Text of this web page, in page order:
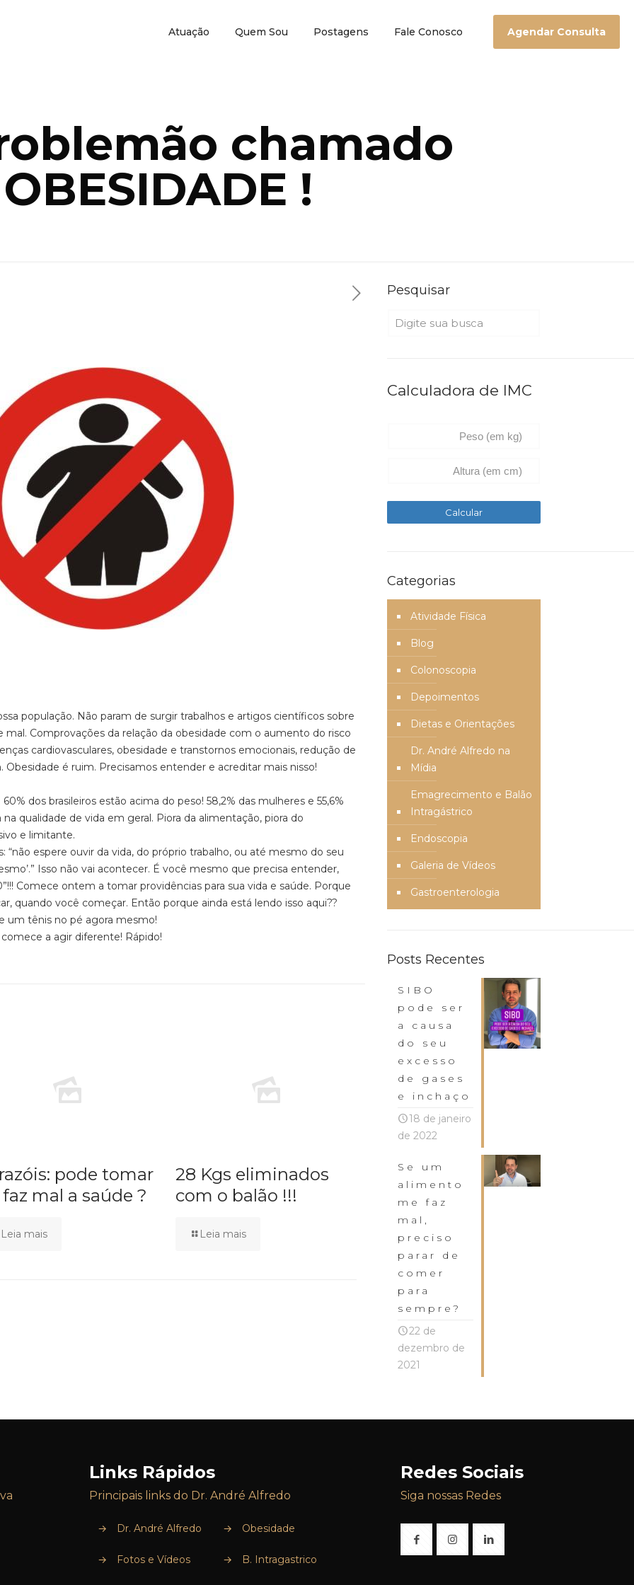
Atuação Quem Sou Postagens Fale Conosco Agendar Consulta
chamado
OBESIDADE !
população. Não param de surgir trabalhos e artigos científicos sobre
mal. Comprovações da relação da obesidade com o aumento do risco
cardiovasculares, obesidade e transtornos emocionais, redução de
é ruim. Precisamos entender e acreditar mais nisso!
dos brasileiros estão acima do peso! 58,2% das mulheres e 55,6%
qualidade de vida em geral. Piora da alimentação, piora do
e limitante.
espere ouvir da vida, do próprio trabalho, ou até mesmo do seu
Isso não vai acontecer. É você mesmo que precisa entender,
Comece ontem a tomar providências para sua vida e saúde. Porque
quando você começar. Então porque ainda está lendo isso aqui??
um tênis no pé agora mesmo!
a agir diferente! Rápido!
pode tomar
mal a saúde ?
Leia mais
28 Kgs eliminados
com o balão !!!
Leia mais
Pesquisar
Calculadora de IMC
Categorias
Atividade Física
Blog
Colonoscopia
Depoimentos
Dietas e Orientações
Dr. André Alfredo na
Mídia
Emagrecimento e Balão
Intragástrico
Endoscopia
Galeria de Vídeos
Gastroenterologia
Posts Recentes
SIBO
pode ser
a causa
do seu
excesso
de gases
e inchaço
18 de janeiro
de 2022
Se um
alimento
me faz
mal,
preciso
parar de
comer
para
sempre?
22 de
dezembro de
2021
Links Rápidos
Principais links do Dr. André Alfredo
→ Dr. André Alfredo
→ Fotos e Vídeos
→ Obesidade
→ B. Intragastrico
Redes Sociais
Siga nossas Redes